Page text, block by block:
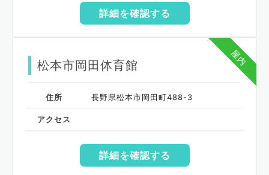
詳細を確認する
屋内
松本市岡田体育館
住所 長野県松本市岡田町488-3
アクセス
詳細を確認する